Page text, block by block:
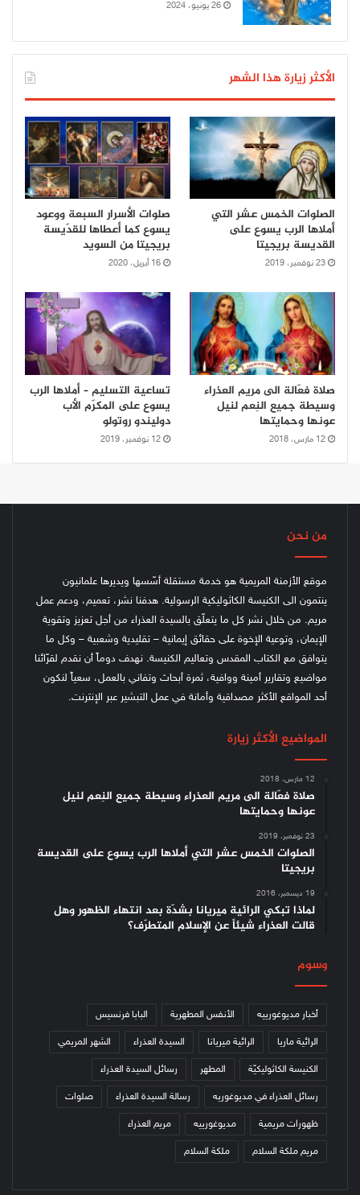
26 يونيو، 2024
الأكثر زيارة هذا الشهر
الصلوات الخمس عشر التي
أملاها الرب يسوع على
القديسة بريجيتا
23 نوفمبر، 2019
صلوات الأسرار السبعة ووعود
يسوع كما أعطاها للقدّيسة
بريجيتا من السويد
16 أبريل، 2020
صلاة فعّالة الى مريم العذراء
وسيطة جميع النِعم لنيل
عونها وحمايتها
12 مارس، 2018
تساعية التسليم – أملاها الرب
يسوع على المكرّم الأب
دوليندو روتولو
12 نوفمبر، 2019
من نحن
موقع الأزمنة المريمية هو خدمة مستقلة أسّسها ويديرها علمانيون
ينتمون الى الكنيسة الكاثوليكية الرسولية. هدفنا نشر، تعميم، ودعم عمل
مريم. من خلال نشر كل ما يتعلّق بالسيدة العذراء من أجل تعزيز وتقوية
الإيمان، وتوعية الإخوة على حقائق إيمانية – تقليدية وشعبية – وكل ما
يتوافق مع الكتاب المقدس وتعاليم الكنيسة. نهدف دوماً أن نقدم لقرّائنا
مواضيع وتقارير أمينة ووافية، ثمرة أبحاث وتفاني بالعمل، سعياً لنكون
أحد المواقع الأكثر مصداقية وأمانة في عمل التبشير عبر الإنترنت.
المواضيع الأكثر زيارة
12 مارس، 2018
صلاة فعّالة الى مريم العذراء وسيطة جميع النِعم لنيل
عونها وحمايتها
23 نوفمبر، 2019
الصلوات الخمس عشر التي أملاها الرب يسوع على القديسة
بريجيتا
19 ديسمبر، 2016
لماذا تبكي الرائية ميريانا بشدّة بعد انتهاء الظهور وهل
قالت العذراء شيئاً عن الإسلام المتطرّف؟
وسوم
أخبار مديوغورييه الأنفس المطهرية البابا فرنسيس
الرائية ماريا الرائية ميريانا السيدة العذراء الشهر المريمي
الكنيسة الكاثوليكيّة المطهر رسائل السيدة العذراء
رسائل العذراء في مديوغوريه رسالة السيدة العذراء صلوات
ظهورات مريمية مديوغورييه مريم العذراء
مريم ملكة السلام ملكة السلام